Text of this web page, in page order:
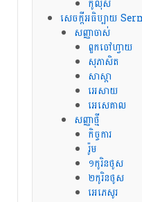
កូល៉ុស
សេចក្ដីអធិប្បាយ
សញ្ញាចាស់
ពួកចៅហ្វាយ
សុភាសិត
សាស្តា
អេសាយ
អេសេគាល
សញ្ញាថ្មី
កិច្ចការ
រ៉ូម
១កូរិនថូស
២កូរិនថូស
អេភេសូរ